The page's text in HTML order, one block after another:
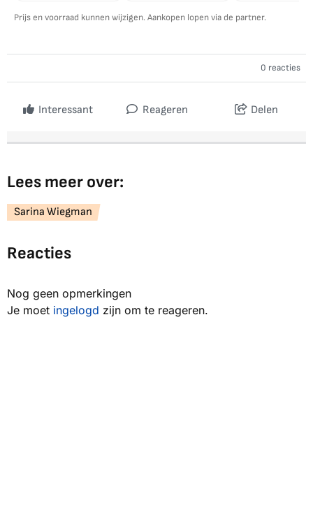
Prijs en voorraad kunnen wijzigen. Aankopen lopen via de partner.
0 reacties
Interessant Reageren Delen
Lees meer over:
Sarina Wiegman
Reacties
Nog geen opmerkingen
Je moet ingelogd zijn om te reageren.